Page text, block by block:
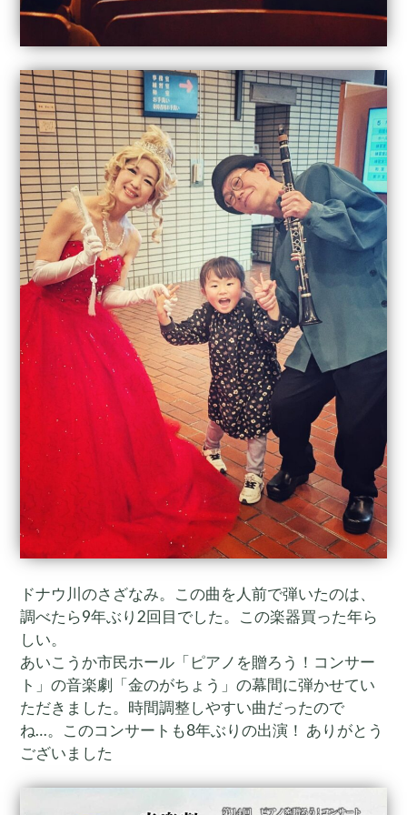
ドナウ川のさざなみ。この曲を人前で弾いたのは、
調べたら9年ぶり2回目でした。この楽器買った年ら
しい。
あいこうか市民ホール「ピアノを贈ろう！コンサー
ト」の音楽劇「金のがちょう」の幕間に弾かせてい
ただきました。時間調整しやすい曲だったので
ね…。このコンサートも8年ぶりの出演！ ありがとう
ございましたゞ